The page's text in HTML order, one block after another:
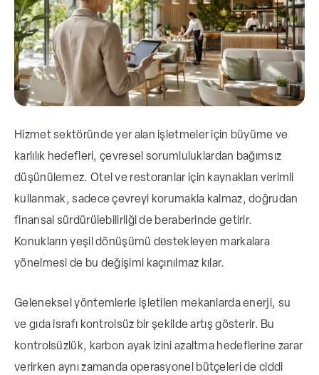
Hizmet sektöründe yer alan işletmeler için büyüme ve
karlılık hedefleri, çevresel sorumluluklardan bağımsız
düşünülemez. Otel ve restoranlar için kaynakları verimli
kullanmak, sadece çevreyi korumakla kalmaz, doğrudan
finansal sürdürülebilirliği de beraberinde getirir.
Konukların yeşil dönüşümü destekleyen markalara
yönelmesi de bu değişimi kaçınılmaz kılar.
Geleneksel yöntemlerle işletilen mekanlarda enerji, su
ve gıda israfı kontrolsüz bir şekilde artış gösterir. Bu
kontrolsüzlük, karbon ayak izini azaltma hedeflerine zarar
verirken aynı zamanda operasyonel bütçeleri de ciddi